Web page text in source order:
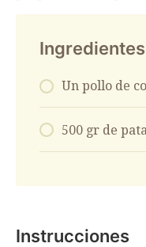
Ingredientes
Un pollo de
500 gr de
Instrucciones